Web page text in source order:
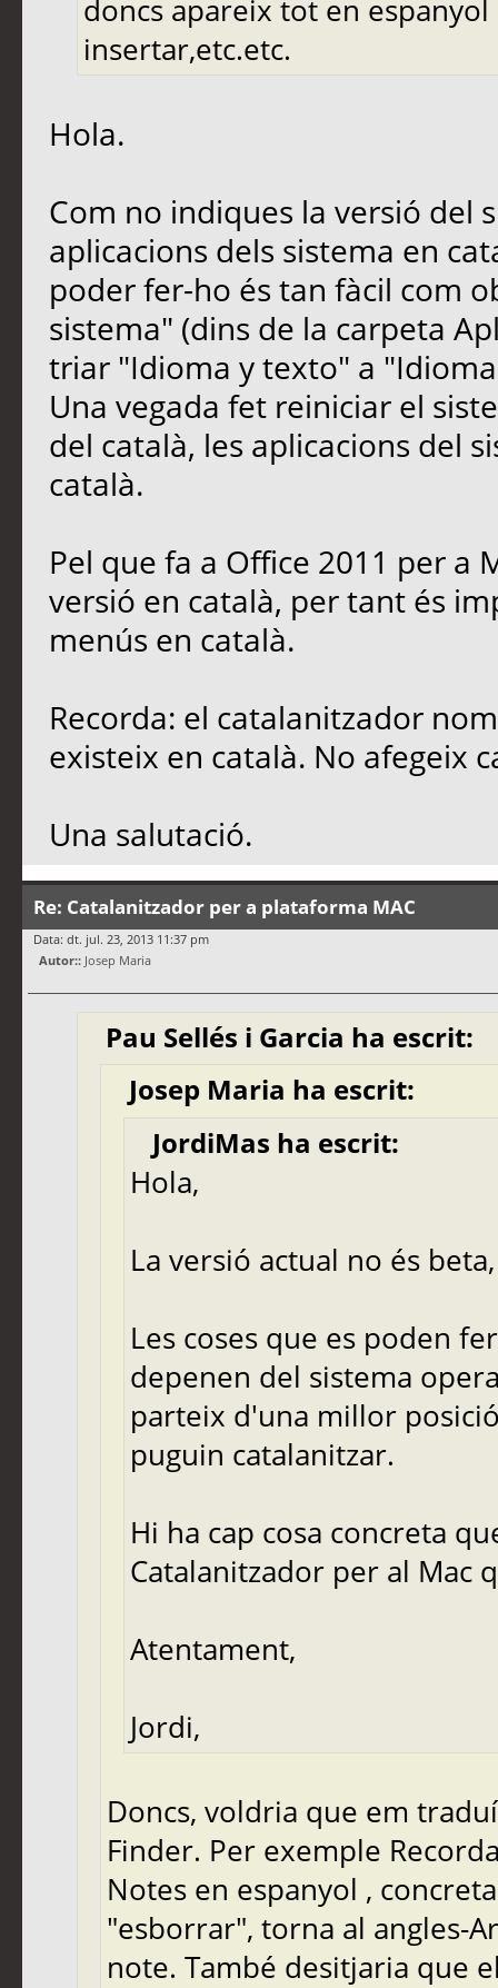
doncs apareix tot en
insertar,etc.etc.
Hola.
Com no indiques la versió del
aplicacions dels sistema en
poder fer-ho és tan fàcil com
sistema" (dins de la carpeta
triar "Idioma y texto" a
Una vegada fet reiniciar el
del català, les aplicacions del
català.
Pel que fa a Office 2011 per a
versió en català, per tant és
menús en català.
Recorda: el catalanitzador
existeix en català. No afegeix
Una salutació.
Re: Catalanitzador per a plataforma MAC
Data: dt. jul. 23, 2013 11:37 pm
Autor:: Josep Maria
Pau Sellés i Garcia ha escrit:
Josep Maria ha escrit:
JordiMas ha escrit:
Hola,
La versió actual no és
Les coses que es poden
depenen del sistema
parteix d'una millor
puguin catalanitzar.
Hi ha cap cosa concreta
Catalanitzador per al Mac
Atentament,
Jordi,
Doncs, voldria que em
Finder. Per exemple
Notes en espanyol ,
"esborrar", torna al angles-
note. També desitjaria que